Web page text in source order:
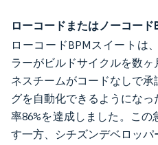
ローコードまたはノーコー
ローコードBPMスイートは
ラーがビルドサイクルを数
ネスチームがコードなしで
グを自動化できるようにな
率86%を達成しました。こ
す一方、シチズンデベロッ